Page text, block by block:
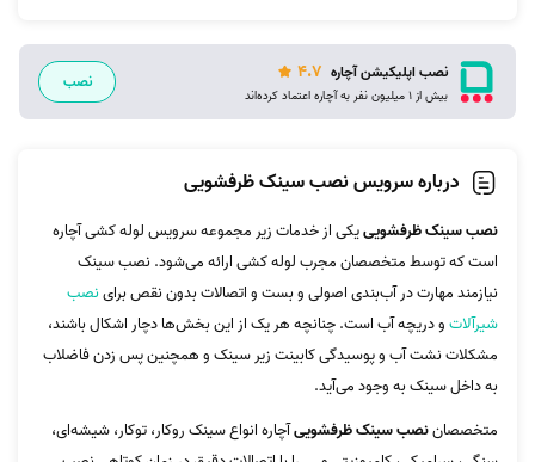
نصب اپلیکیشن آچاره 4.7
بیش از 1 میلیون نفر به آچاره اعتماد کرده‌اند
نصب
درباره سرویس نصب سینک ظرفشویی
نصب سینک ظرفشویییکی از خدمات زیر مجموعه سرویس لوله کشی آچاره
است که توسط متخصصان مجرب لوله کشی ارائه می‌شود. نصب سینک
نیازمند مهارت در آب‌بندی اصولی و بست و اتصالات بدون نقص براینصب
شیرآلاتو دریچه آب است. چنانچه هر یک از این بخش‌ها دچار اشکال باشند،
مشکلات نشت آب و پوسیدگی کابینت زیر سینک و همچنین پس زدن فاضلاب
به داخل سینک به وجود می‌آید.
متخصصاننصب سینک ظرفشوییآچاره انواع سینک روکار، توکار، شیشه‌ای،